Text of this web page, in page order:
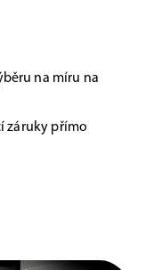
na míru na
záruky přímo